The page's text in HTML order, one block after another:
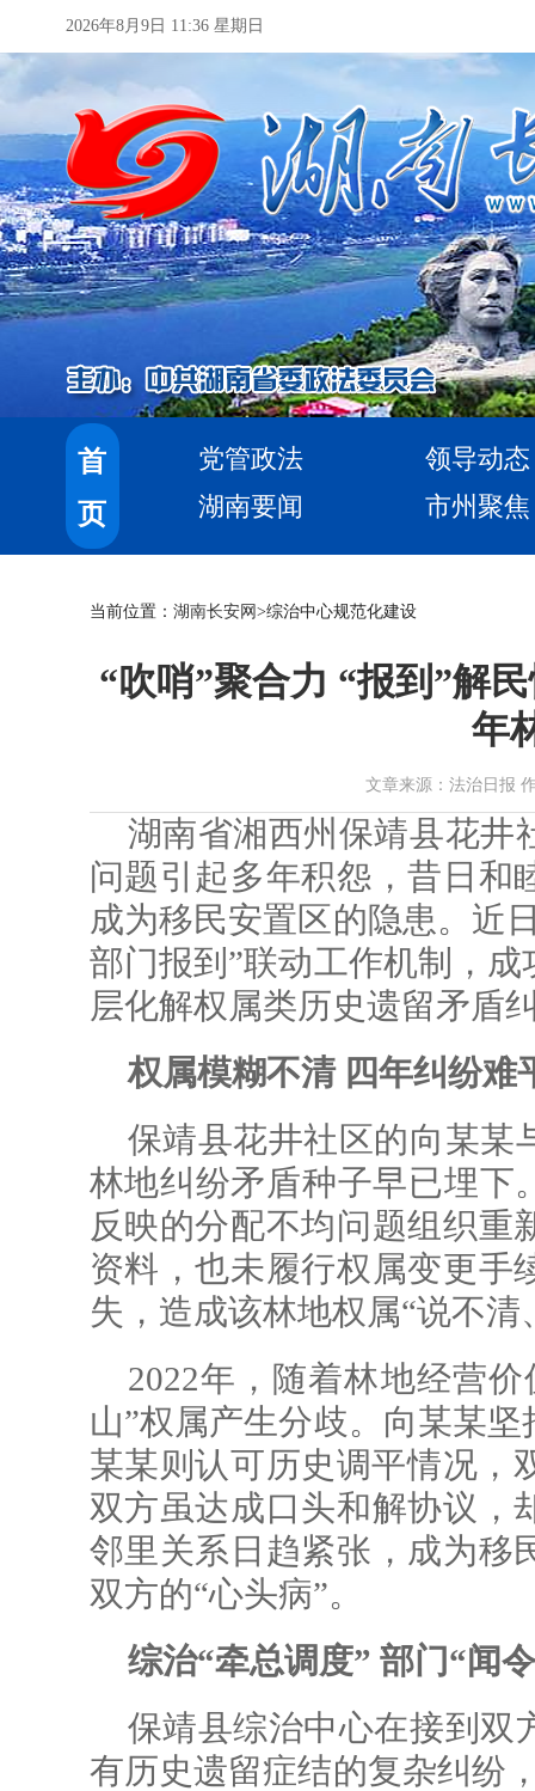
2026年8月9日 11:36 星期日
首
页
党管政法
领导动态
湖南要闻
市州聚焦
当前位置： 湖南长安网 >综治中心规范化建设
“吹哨”聚合力 “报到”解
年
文章来源：法治日报
湖南省湘西州保靖县花井
问题引起多年积怨，昔日和
成为移民安置区的隐患。近
部门报到”联动工作机制，
层化解权属类历史遗留矛盾
权属模糊不清 四年纠纷难
保靖县花井社区的向某某
林地纠纷矛盾种子早已埋下
反映的分配不均问题组织重
资料，也未履行权属变更手
失，造成该林地权属“说不
2022年，随着林地经营
山”权属产生分歧。向某某
某某则认可历史调平情况，
双方虽达成口头和解协议，
邻里关系日趋紧张，成为移
双方的“心头病”。
综治“牵总调度” 部门“闻
保靖县综治中心在接到双
有历史遗留症结的复杂纠纷